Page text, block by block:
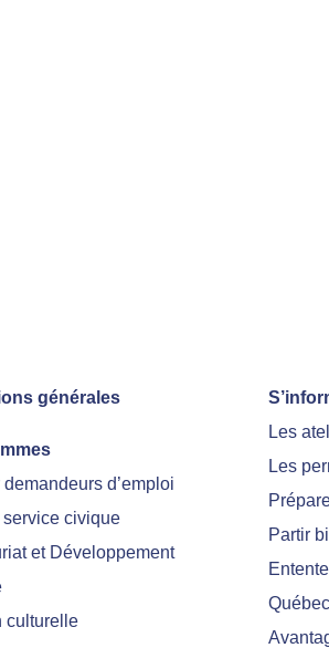
générales
d’emploi
civique
et Développement
culturelle
Les
Les
Partir
Québec